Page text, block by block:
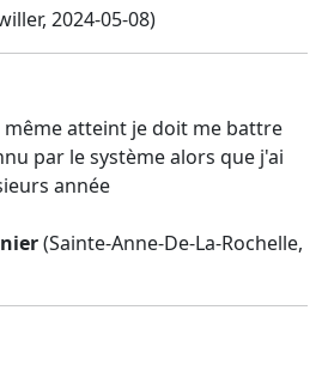
2024-05-08)
même atteint je doit me battre
par le système alors que j'ai
année
(Sainte-Anne-De-La-Rochelle,